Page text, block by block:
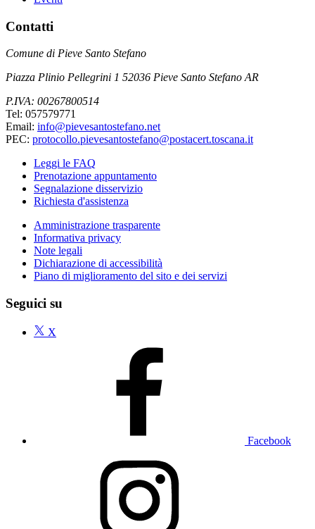
Contatti
Comune di Pieve Santo Stefano
Piazza Plinio Pellegrini 1 52036 Pieve Santo Stefano AR
P.IVA: 00267800514
Tel: 057579771
Email: info@pievesantostefano.net
PEC: protocollo.pievesantostefano@postacert.toscana.it
Leggi le FAQ
Prenotazione appuntamento
Segnalazione disservizio
Richiesta d'assistenza
Amministrazione trasparente
Informativa privacy
Note legali
Dichiarazione di accessibilità
Piano di miglioramento del sito e dei servizi
Seguici su
X
Facebook